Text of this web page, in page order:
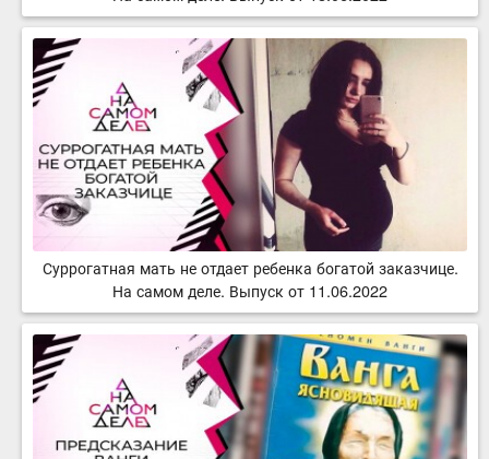
Суррогатная мать не отдает ребенка богатой заказчице.
На самом деле. Выпуск от 11.06.2022